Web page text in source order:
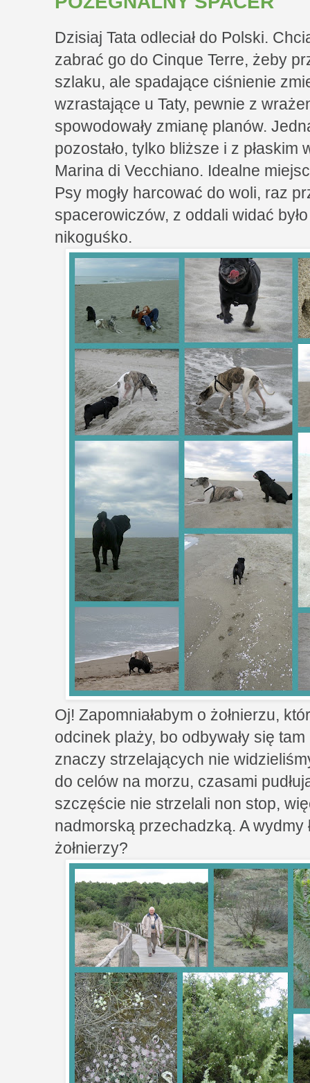
Dzisiaj Tata odleciał do Polski.
zabrać go do Cinque Terre, żeby
szlaku, ale spadające ciśnienie
wzrastające u Taty, pewnie z
spowodowały zmianę planów.
pozostało, tylko bliższe i z
Marina di Vecchiano. Idealne
Psy mogły harcować do woli, raz
spacerowiczów, z oddali widać
nikoguśko.
Oj! Zapomniałabym o żołnierzu,
odcinek plaży, bo odbywały się
znaczy strzelających nie
do celów na morzu, czasami
szczęście nie strzelali non stop,
nadmorską przechadzką. A wydmy
żołnierzy?